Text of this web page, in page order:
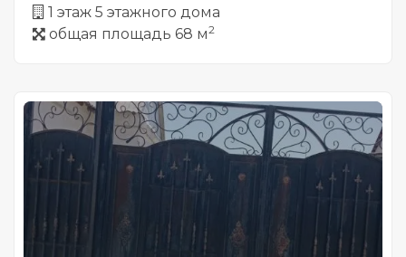
1 этаж 5 этажного дома
общая площадь 68 м2